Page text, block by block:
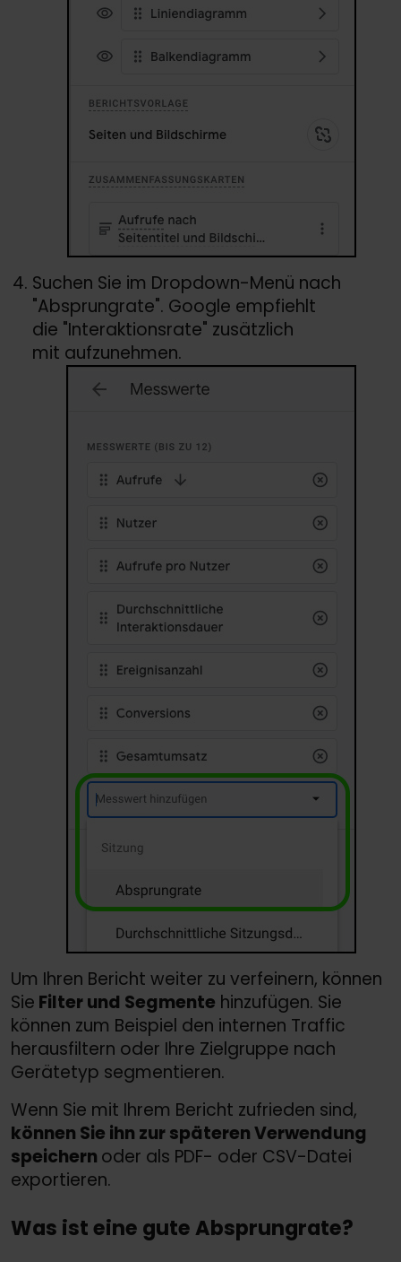
Suchen Sie im Dropdown-Menü nach
"Absprungrate". Google empfiehlt
die "Interaktionsrate" zusätzlich
mit aufzunehmen.
Um Ihren Bericht weiter zu verfeinern, können
Sie Filter und Segmente hinzufügen. Sie
können zum Beispiel den internen Traffic
herausfiltern oder Ihre Zielgruppe nach
Gerätetyp segmentieren.
Wenn Sie mit Ihrem Bericht zufrieden sind,
können Sie ihn zur späteren Verwendung
speichern oder als PDF- oder CSV-Datei
exportieren.
Was ist eine gute Absprungrate?